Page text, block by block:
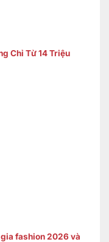
Chỉ Từ 14 Triệu
fashion 2026 và